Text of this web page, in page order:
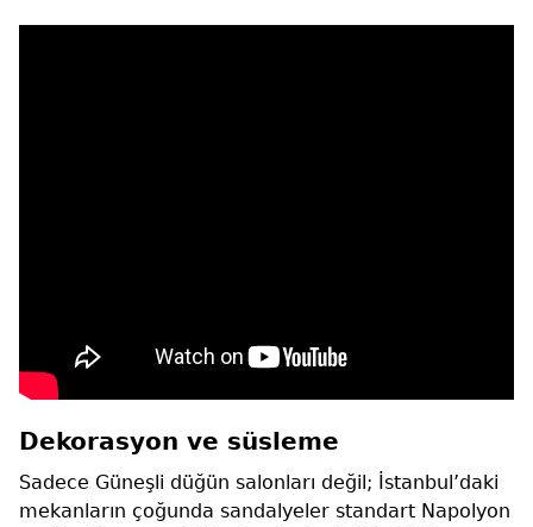
Dekorasyon ve süsleme
Sadece Güneşli düğün salonları değil; İstanbul’daki
mekanların çoğunda sandalyeler standart Napolyon